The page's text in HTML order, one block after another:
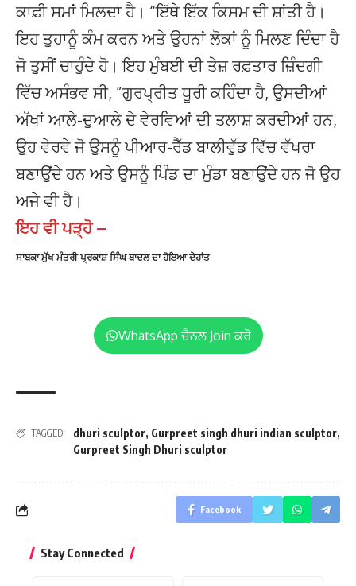
ਕਾਫ਼ੀ ਸਮਾਂ ਮਿਲਦਾ ਹੈ। “ਇੱਥੇ ਇੱਕ ਕਿਸਮ ਦੀ ਸ਼ਾਂਤੀ ਹੈ।
ਇਹ ਤੁਹਾਨੂੰ ਕੰਮ ਕਰਨ ਅਤੇ ਉਹਨਾਂ ਲੋਕਾਂ ਨੂੰ ਮਿਲਣ ਦਿੰਦਾ ਹੈ
ਜੋ ਤੁਸੀਂ ਚਾਹੁੰਦੇ ਹੋ। ਇਹ ਮੁੰਬਈ ਦੀ ਤੇਜ਼ ਰਫ਼ਤਾਰ ਜ਼ਿੰਦਗੀ
ਵਿੱਚ ਅਸੰਭਵ ਸੀ, ”ਗੁਰਪ੍ਰੀਤ ਧੂਰੀ ਕਹਿੰਦਾ ਹੈ, ਉਸਦੀਆਂ
ਅੱਖਾਂ ਆਲੇ-ਦੁਆਲੇ ਦੇ ਵੇਰਵਿਆਂ ਦੀ ਤਲਾਸ਼ ਕਰਦੀਆਂ ਹਨ,
ਉਹ ਵੇਰਵੇ ਜੋ ਉਸਨੂੰ ਪੀਆਰ-ਰੈੱਡ ਬਾਲੀਵੁੱਡ ਵਿੱਚ ਵੱਖਰਾ
ਬਣਾਉਂਦੇ ਹਨ ਅਤੇ ਉਸਨੂੰ ਪਿੰਡ ਦਾ ਮੁੰਡਾ ਬਣਾਉਂਦੇ ਹਨ ਜੋ ਉਹ
ਅਜੇ ਵੀ ਹੈ।
ਇਹ ਵੀ ਪੜ੍ਹੋ –
ਸਾਬਕਾ ਮੁੱਖ ਮੰਤਰੀ ਪ੍ਰਕਾਸ਼ ਸਿੰਘ ਬਾਦਲ ਦਾ ਹੋਇਆ ਦੇਹਾਂਤ
WhatsApp ਚੈਨਲ Join ਕਰੋ
TAGGED: dhuri sculptor, Gurpreet singh dhuri indian sculptor,
Gurpreet Singh Dhuri sculptor
Facebook
Stay Connected